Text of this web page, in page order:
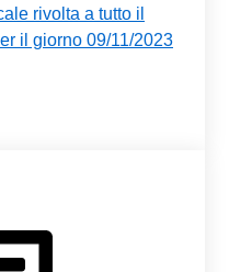
rivolta a tutto il
il giorno 09/11/2023